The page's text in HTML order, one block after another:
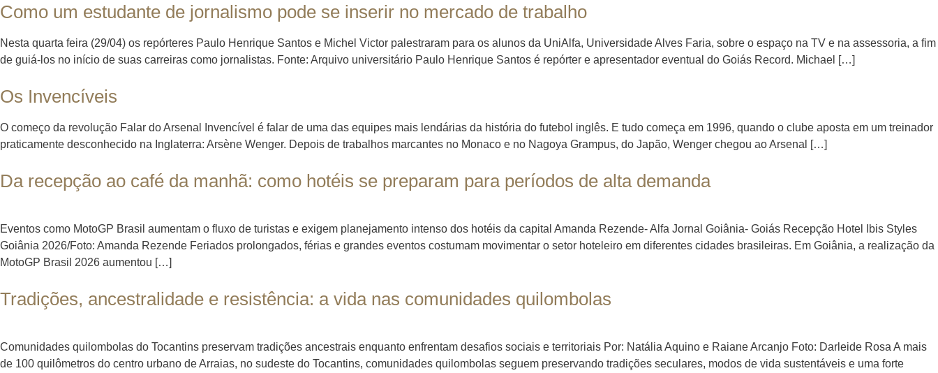
Como um estudante de jornalismo pode se inserir no mercado de trabalho
Nesta quarta feira (29/04) os repórteres Paulo Henrique Santos e Michel Victor palestraram para os alunos da UniAlfa, Universidade Alves Faria, sobre o espaço na TV e na assessoria, a fim
de guiá-los no início de suas carreiras como jornalistas. Fonte: Arquivo universitário Paulo Henrique Santos é repórter e apresentador eventual do Goiás Record. Michael […]
Os Invencíveis
O começo da revolução Falar do Arsenal Invencível é falar de uma das equipes mais lendárias da história do futebol inglês. E tudo começa em 1996, quando o clube aposta em um treinador
praticamente desconhecido na Inglaterra: Arsène Wenger. Depois de trabalhos marcantes no Monaco e no Nagoya Grampus, do Japão, Wenger chegou ao Arsenal […]
Da recepção ao café da manhã: como hotéis se preparam para períodos de alta demanda
Eventos como MotoGP Brasil aumentam o fluxo de turistas e exigem planejamento intenso dos hotéis da capital Amanda Rezende- Alfa Jornal Goiânia- Goiás Recepção Hotel Ibis Styles
Goiânia 2026/Foto: Amanda Rezende Feriados prolongados, férias e grandes eventos costumam movimentar o setor hoteleiro em diferentes cidades brasileiras. Em Goiânia, a realização da
MotoGP Brasil 2026 aumentou […]
Tradições, ancestralidade e resistência: a vida nas comunidades quilombolas
Comunidades quilombolas do Tocantins preservam tradições ancestrais enquanto enfrentam desafios sociais e territoriais Por: Natália Aquino e Raiane Arcanjo Foto: Darleide Rosa A mais
de 100 quilômetros do centro urbano de Arraias, no sudeste do Tocantins, comunidades quilombolas seguem preservando tradições seculares, modos de vida sustentáveis e uma forte